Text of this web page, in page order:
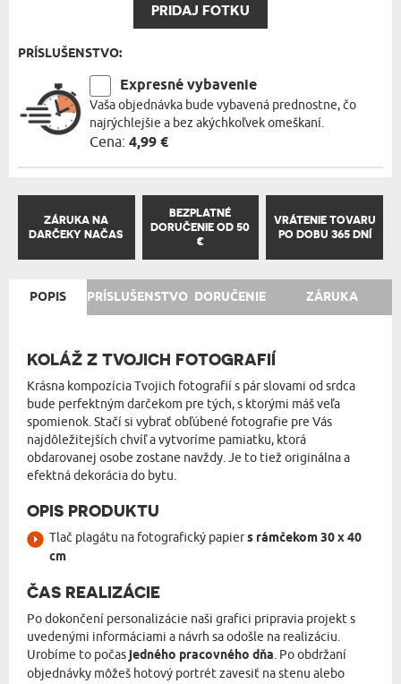
PRIDAJ FOTKU
PRÍSLUŠENSTVO:
Expresné vybavenie
Vaša objednávka bude vybavená prednostne, čo
najrýchlejšie a bez akýchkoľvek omeškaní.
Cena: 4,99 €
ZÁRUKA NA
DARČEKY NAČAS
BEZPLATNÉ
DORUČENIE OD 50
€
VRÁTENIE TOVARU
PO DOBU 365 DNÍ
POPIS PRÍSLUŠENSTVO DORUČENIE ZÁRUKA
KOLÁŽ Z TVOJICH FOTOGRAFIÍ
Krásna kompozícia Tvojich fotografií s pár slovami od srdca
bude perfektným darčekom pre tých, s ktorými máš veľa
spomienok. Stačí si vybrať obľúbené fotografie pre Vás
najdôležitejších chvíľ a vytvoríme pamiatku, ktorá
obdarovanej osobe zostane navždy. Je to tiež originálna a
efektná dekorácia do bytu.
OPIS PRODUKTU
Tlač plagátu na fotografický papiers rámčekom 30 x 40
cm
ČAS REALIZÁCIE
Po dokončení personalizácie naši grafici pripravia projekt s
uvedenými informáciami a návrh sa odošle na realizáciu.
Urobíme to počasjedného pracovného dňa. Po obdržaní
objednávky môžeš hotový portrét zavesiť na stenu alebo